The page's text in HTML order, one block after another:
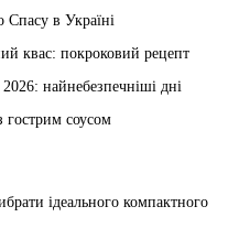
Спасу в Україні
квас: покроковий рецепт
найнебезпечніші дні
гострим соусом
ідеального компактного